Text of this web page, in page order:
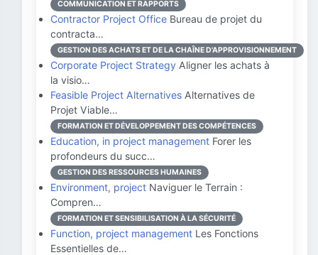
COMMUNICATION ET RAPPORTS
Contractor Project Office Bureau de projet du
contracta…
GESTION DES ACHATS ET DE LA CHAÎNE D'APPROVISIONNEMENT
Corporate Project Strategy Aligner les achats à
la visio…
Feasible Project Alternatives Alternatives de
Projet Viable…
FORMATION ET DÉVELOPPEMENT DES COMPÉTENCES
Education, in project management Forer les
profondeurs du succ…
GESTION DES RESSOURCES HUMAINES
Environment, project Naviguer le Terrain :
Compren…
FORMATION ET SENSIBILISATION À LA SÉCURITÉ
Function, project management Les Fonctions
Essentielles de…